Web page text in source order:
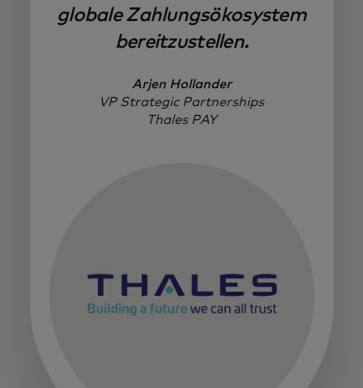
globale Zahlungsökosystem
bereitzustellen.
Arjen Hollander
VP Strategic Partnerships
Thales PAY